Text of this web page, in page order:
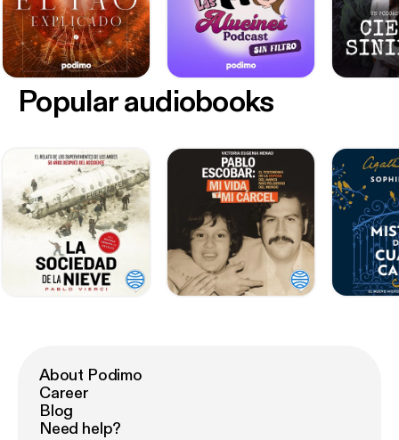
Popular audiobooks
About Podimo
Career
Blog
Need help?